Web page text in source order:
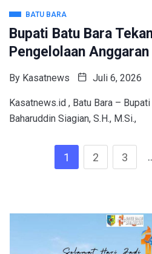
BATU BARA
Bupati Batu Bara
Pengelolaan Anggaran
By Kasatnews Juli 6, 2026
Kasatnews.id , Batu Bara – Bupati
Baharuddin Siagian, S.H., M.Si.,
1 2 3